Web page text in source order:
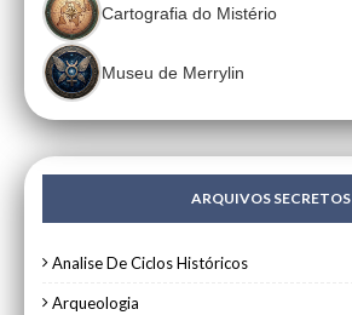
Cartografia do Mistério
Museu de Merrylin
ARQUIVOS SECRETOS
Analise De Ciclos Históricos
Arqueologia